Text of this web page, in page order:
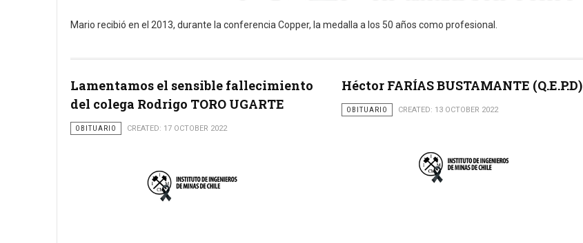
Mario recibió en el 2013, durante la conferencia Copper, la medalla a los 50 años como profesional.
Lamentamos el sensible fallecimiento
del colega Rodrigo TORO UGARTE
OBITUARIO CREATED: 17 OCTOBER 2022
Héctor FARÍAS BUSTAMANTE (Q.E.P.D)
OBITUARIO CREATED: 13 OCTOBER 2022